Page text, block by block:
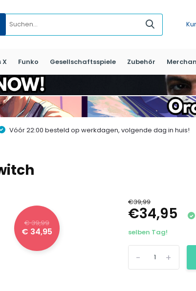
X Funko Gesellschaftsspiele Zubehör
Vóór 22:00 besteld op werkdagen, volgende dag in huis!
€ 39,99
€ 34,95
€39,99
€34,95
selben Tag!
+
-